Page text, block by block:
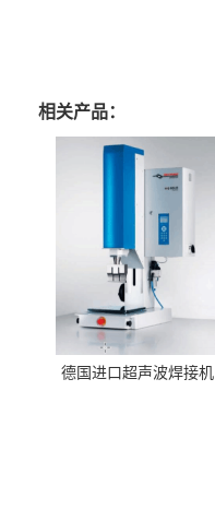
相关产品：
德国进口超声波焊接机